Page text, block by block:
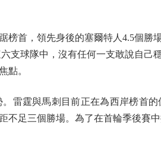
首，領先身後的塞爾特人4.5個勝
支球隊中，沒有任何一支敢說自
點。
霆與馬刺目前正在為西岸榜首的
足三個勝場。為了在首輪季後賽